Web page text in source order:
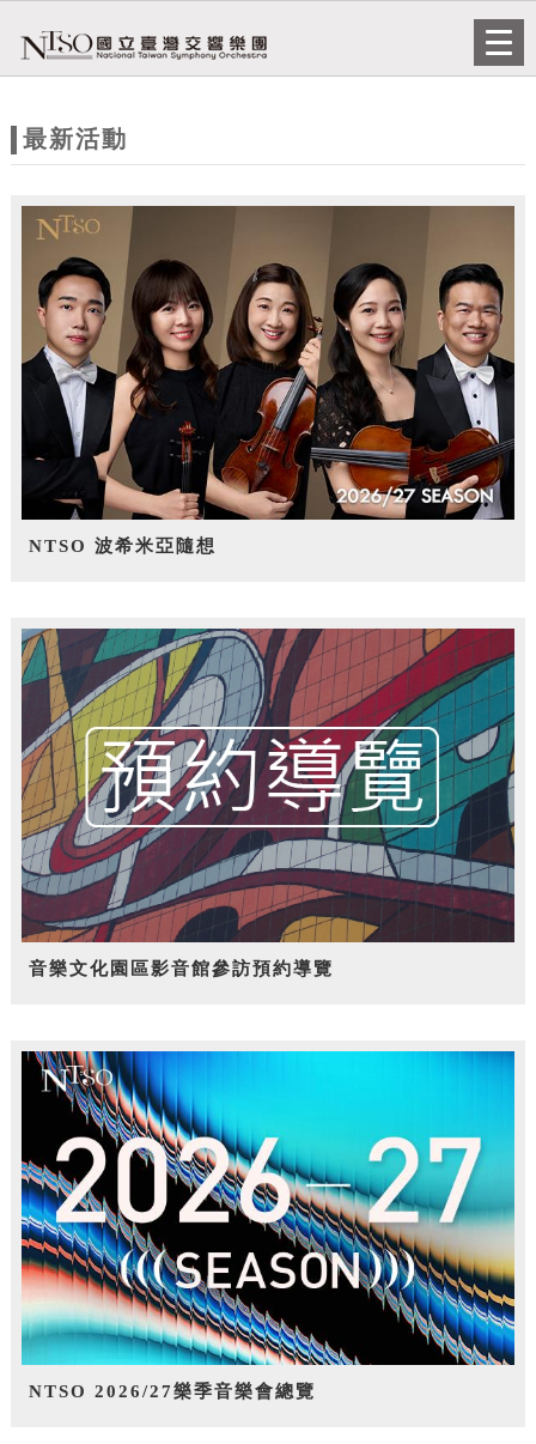
站
題
最新活動
NTSO 波希米亞隨想
音樂文化園區影音館參訪預約導覽
NTSO 2026/27樂季音樂會總覽